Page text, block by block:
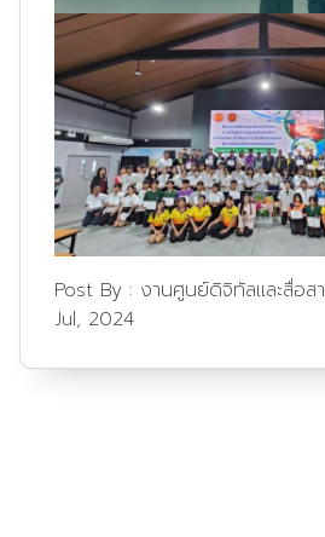
Post By : งานศูนย์ดิจิทัลและสื่อส
Jul, 2024